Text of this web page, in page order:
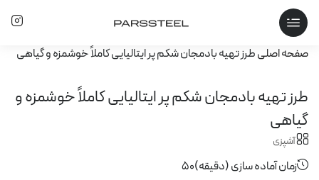
صفحه اصلیطرز تهیه بادمجان شکم‌ پر ایتالیایی کاملاً خوشمزه و گیاهی
طرز تهیه بادمجان شکم‌ پر ایتالیایی کاملاً خوشمزه و
گیاهی
آشپزی
زمان آماده سازی (دقیقه)50